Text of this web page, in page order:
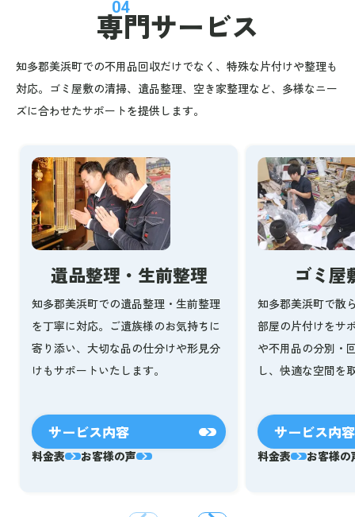
04
専門サービス
知多郡美浜町での不用品回収だけでなく、特殊な片付けや整理も
対応。ゴミ屋敷の清掃、遺品整理、空き家整理など、多様なニー
ズに合わせたサポートを提供します。
遺品整理・生前整理
知多郡美浜町での遺品整理・生前整理
を丁寧に対応。ご遺族様のお気持ちに
寄り添い、大切な品の仕分けや形見分
けもサポートいたします。
サービス内容
料金表 お客様の声
ゴミ屋
知多郡美浜町で散
部屋の片付けをサ
や不用品の分別・
し、快適な空間を
サービス内容
料金表 お客様の